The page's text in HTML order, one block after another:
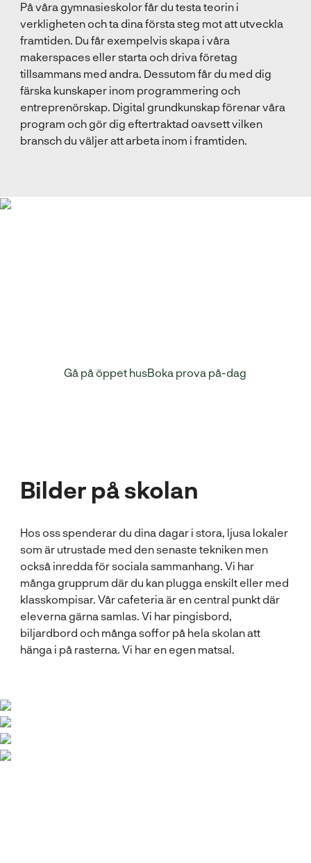
På våra gymnasieskolor får du testa teorin i
verkligheten och ta dina första steg mot att utveckla
framtiden. Du får exempelvis skapa i våra
makerspaces eller starta och driva företag
tillsammans med andra. Dessutom får du med dig
färska kunskaper inom programmering och
entreprenörskap. Digital grundkunskap förenar våra
program och gör dig eftertraktad oavsett vilken
bransch du väljer att arbeta inom i framtiden.
Gå på öppet husBoka prova på-dag
Bilder på skolan
Hos oss spenderar du dina dagar i stora, ljusa lokaler
som är utrustade med den senaste tekniken men
också inredda för sociala sammanhang. Vi har
många grupprum där du kan plugga enskilt eller med
klasskompisar. Vår cafeteria är en central punkt där
eleverna gärna samlas. Vi har pingisbord,
biljardbord och många soffor på hela skolan att
hänga i på rasterna. Vi har en egen matsal.